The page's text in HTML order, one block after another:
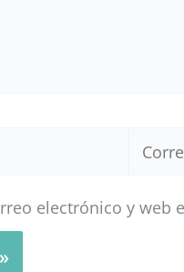
Correo
electrónico y web